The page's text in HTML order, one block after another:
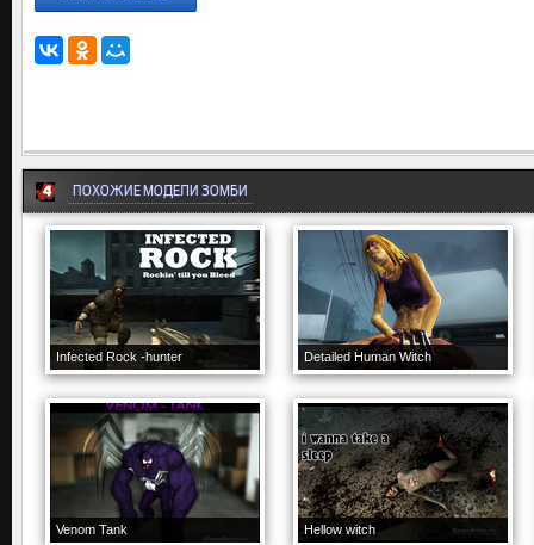
ПОХОЖИЕ МОДЕЛИ ЗОМБИ
Infected Rock -hunter Detailed Human Witch
Venom Tank Hellow witch